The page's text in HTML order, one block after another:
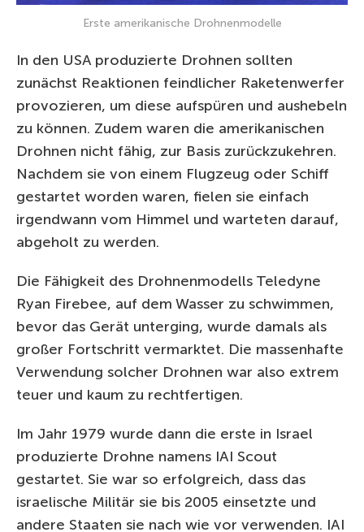
Erste amerikanische Drohnenmodelle
In den USA produzierte Drohnen sollten
zunächst Reaktionen feindlicher Raketenwerfer
provozieren, um diese aufspüren und aushebeln
zu können. Zudem waren die amerikanischen
Drohnen nicht fähig, zur Basis zurückzukehren.
Nachdem sie von einem Flugzeug oder Schiff
gestartet worden waren, fielen sie einfach
irgendwann vom Himmel und warteten darauf,
abgeholt zu werden.
Die Fähigkeit des Drohnenmodells Teledyne
Ryan Firebee, auf dem Wasser zu schwimmen,
bevor das Gerät unterging, wurde damals als
großer Fortschritt vermarktet. Die massenhafte
Verwendung solcher Drohnen war also extrem
teuer und kaum zu rechtfertigen.
Im Jahr 1979 wurde dann die erste in Israel
produzierte Drohne namens IAI Scout
gestartet. Sie war so erfolgreich, dass das
israelische Militär sie bis 2005 einsetzte und
andere Staaten sie nach wie vor verwenden. IAI